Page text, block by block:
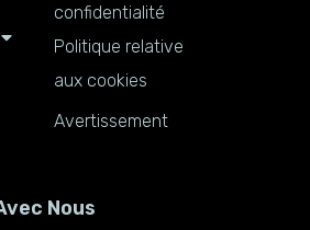
confidentialité
Politique relative
aux cookies
Avertissement
Nous